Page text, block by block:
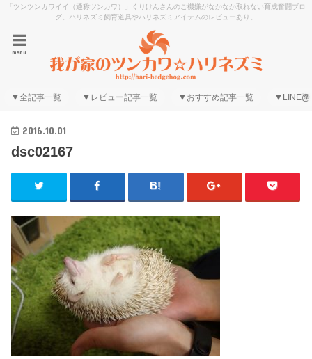
「ツンツンカワイイ（通称ツンカワ）」くりけんさんのご機嫌がなかなか取れない育成奮闘ブロ
グ。ハリネズミ飼育道具やハリネズミアイテムのレビューあり。
menu
▼全記事一覧 ▼レビュー記事一覧 ▼おすすめ記事一覧 ▼LINE@
2016.10.01
dsc02167